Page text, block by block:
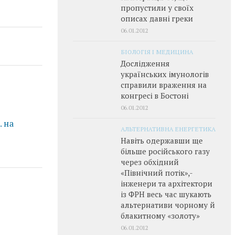
на
пропустили у своїх
описах давні греки
06.01.2012
БІОЛОГІЯ І МЕДИЦИНА
Дослідження
українських імунологів
справили враження на
конгресі в Бостоні
06.01.2012
АЛЬТЕРНАТИВНА ЕНЕРГЕТИКА
Навіть одержавши ще
більше російського газу
через обхідний
«Північний потік»,­
інженери та архітектори
із ФРН весь час шукають
альтернативи чорному й
блакитному «золоту»
06.01.2012